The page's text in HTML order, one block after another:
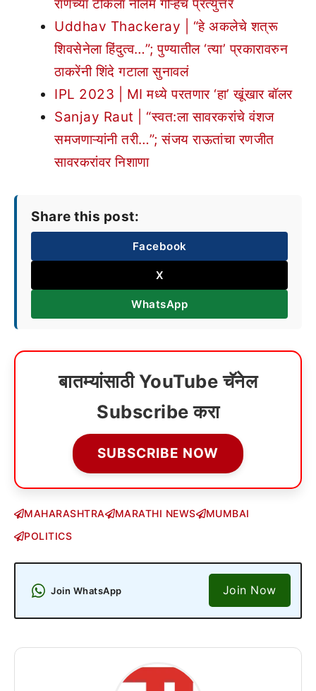
राणेंच्या टीकेला नीलम गोऱ्हेंचं प्रत्युत्तर
Uddhav Thackeray | “हे अकलेचे शत्रू
शिवसेनेला हिंदुत्व…”; पुण्यातील ‘त्या’ प्रकारावरुन
ठाकरेंनी शिंदे गटाला सुनावलं
IPL 2023 | MI मध्ये परतणार ‘हा’ खूंखार बॉलर
Sanjay Raut | “स्वत:ला सावरकरांचे वंशज
समजणाऱ्यांनी तरी…”; संजय राऊतांचा रणजीत
सावरकरांवर निशाणा
Share this post:
Facebook
X
WhatsApp
बातम्यांसाठी YouTube चॅनेल
Subscribe करा
SUBSCRIBE NOW
MAHARASHTRA MARATHI NEWS
MUMBAI
POLITICS
Join WhatsApp Join Now